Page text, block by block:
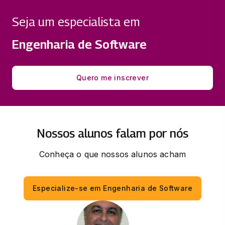
MODELO DE MATURIDADE DE SOFTWARE
QUALIDADE DE SOFTWARE
Seja um especialista em
Engenharia de Software
Quero me inscrever
Nossos alunos falam por nós
Conheça o que nossos alunos acham
Especialize-se em Engenharia de Software